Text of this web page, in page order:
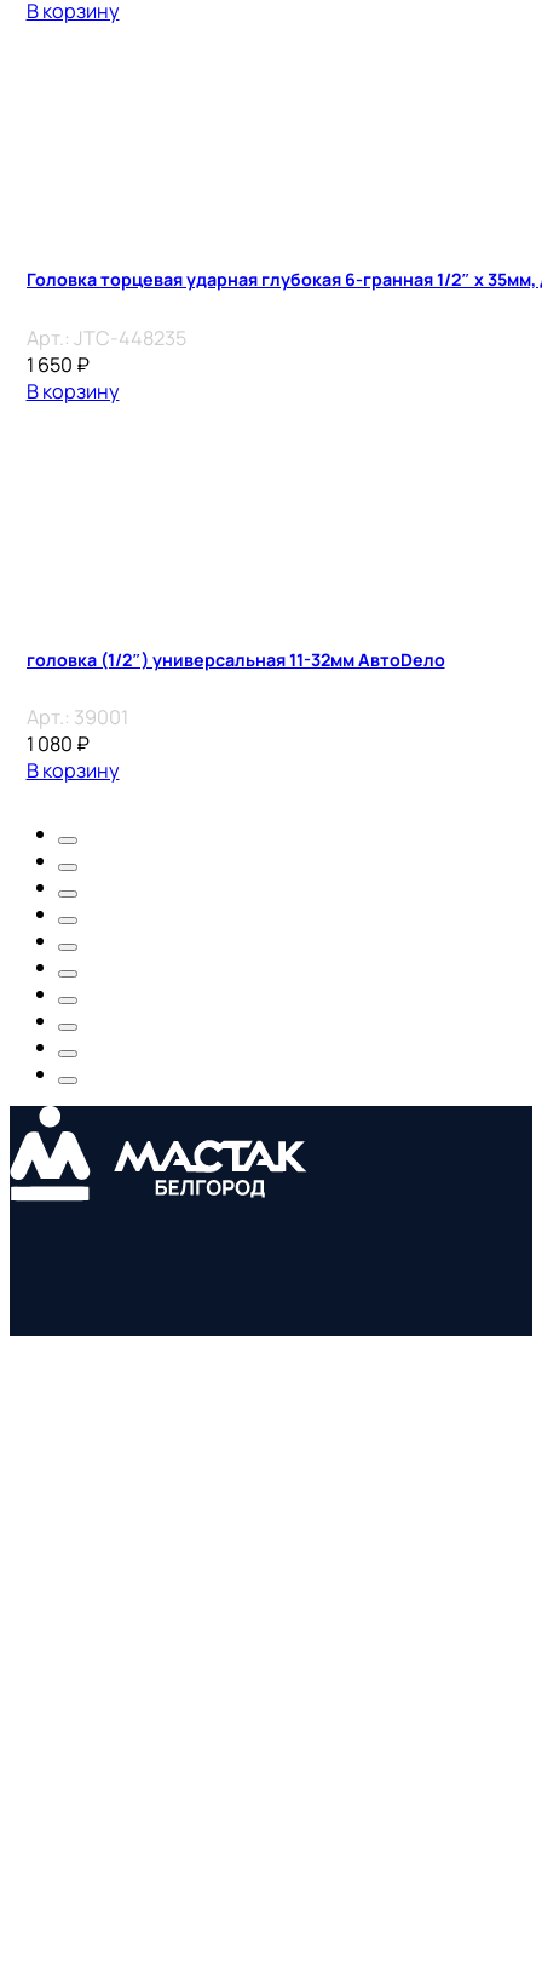
В корзину
Головка торцевая ударная глубокая 6-гранная 1/2″ х
Арт.: JTC-448235
1 650 ₽
В корзину
головка (1/2″) универсальная 11-32мм АвтоDело
Арт.: 39001
1 080 ₽
В корзину